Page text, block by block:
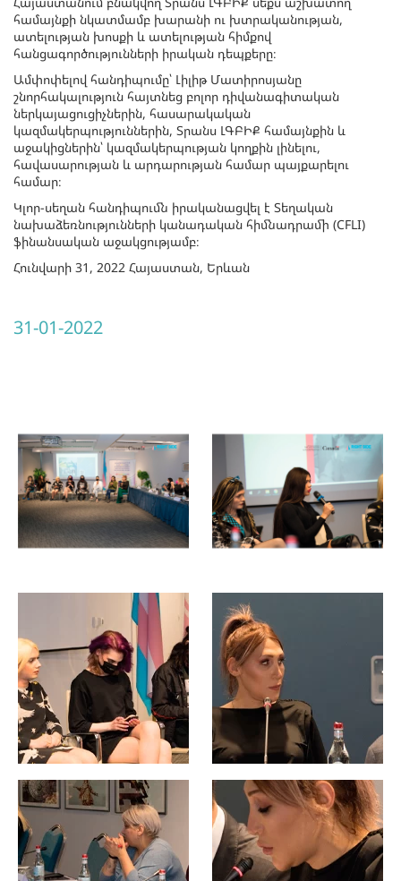
համայնքի նկատմամբ խարանի ու խտրականության,
ատելության խոսքի և ատելության հիմքով
հանցագործությունների իրական դեպքերը։
Ամփոփելով հանդիպումը՝ Լիլիթ Մատիրոսյանը
շնորհակալություն հայտնեց բոլոր դիվանագիտական
ներկայացուցիչներին, հասարակական
կազմակերպություններին, Տրանս ԼԳԲԻՔ համայնքին և
աջակիցներին՝ կազմակերպության կողքին լինելու,
հավասարության և արդարության համար պայքարելու
համար։
Կլոր-սեղան հանդիպումն իրականացվել է Տեղական
նախաձեռնությունների կանադական հիմնադրամի (CFLI)
ֆինանսական աջակցությամբ։
Հունվարի 31, 2022 Հայաստան, Երևան
31-01-2022